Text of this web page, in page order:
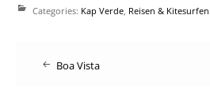
Categories: Kap Verde, Reisen & Kitesurfen
Post
Boa Vista